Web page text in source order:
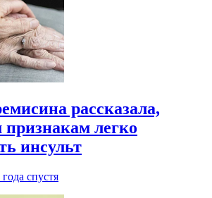
рассказала,
легко
инсульт
года спустя